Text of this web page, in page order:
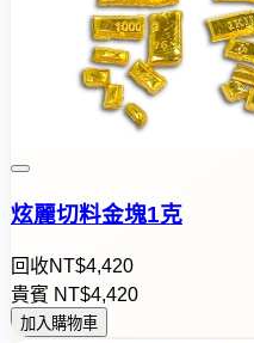
炫麗切料金塊1克
回收NT$4,420
貴賓 NT$4,420
加入購物車